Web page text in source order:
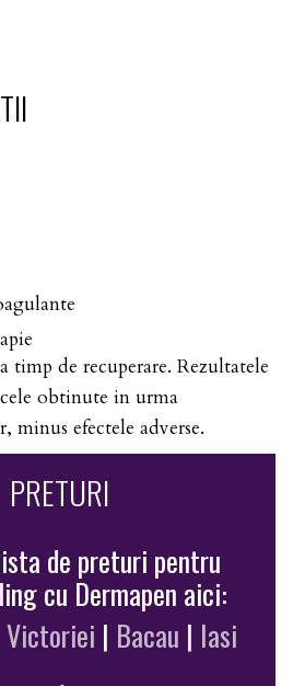
timp de recuperare. Rezultatele
obtinute in urma
minus efectele adverse.
PRETURI
de preturi pentru
cu Dermapen aici:
Victoriei | Bacau | Iasi